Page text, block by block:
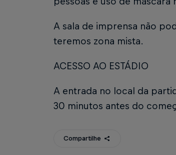
A sala de imprensa não
teremos zona mista.
ACESSO AO ESTÁDIO
A entrada no local da
30 minutos antes do
Compartilhe